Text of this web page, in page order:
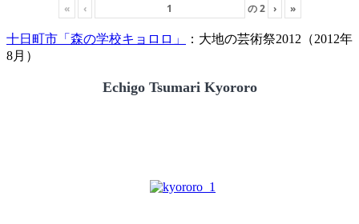
« ‹ の2 › »
十日町市「森の学校キョロロ」
：大地の芸術祭2012（2012年
8月）
Echigo Tsumari Kyororo